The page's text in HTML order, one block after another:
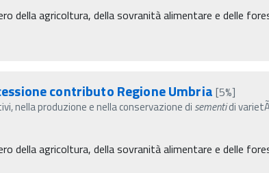
della agricoltura, della sovranità alimentare e delle
contributo Regione Umbria [5%]
nella produzione e nella conservazione di sementidi
della agricoltura, della sovranità alimentare e delle